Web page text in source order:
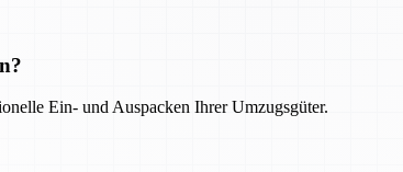
Ein- und Auspacken Ihrer Umzugsgüter.